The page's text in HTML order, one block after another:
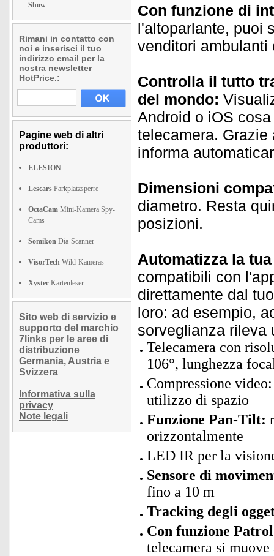
Show
Rimani in contatto con
noi e inserisci il tuo
indirizzo email per la
nostra newsletter
HotPrice.:
Pagine web di altri
produttori:
ELESION
Lescars Parkplatzsperre
OctaCam Mini-Kamera Spy-
Cams
Somikon Dia-Scanner
VisorTech Wild-Kameras
Xystec Kartenleser
Sito web di servizio e
supporto del marchio
7links per le aree di
distribuzione
Germania, Austria e
Svizzera
Informativa sulla
privacy
Note legali
Con funzione di
l'altoparlante, puoi
venditori ambulanti
Controlla il tutto
del mondo:
Android o iOS
telecamera.
informa
Dimensioni
diametro. Resta
posizioni.
Automatizza la
compatibili con
direttamente dal
loro: ad esempio,
sorveglianza rileva
Telecamera con
106°, lunghezza
Compressione
utilizzo di spazio
Funzione Pan-Tilt:
orizzontalmente
LED IR per la
Sensore di
fino a 10 m
Tracking degli
Con funzione Patrol
telecamera si